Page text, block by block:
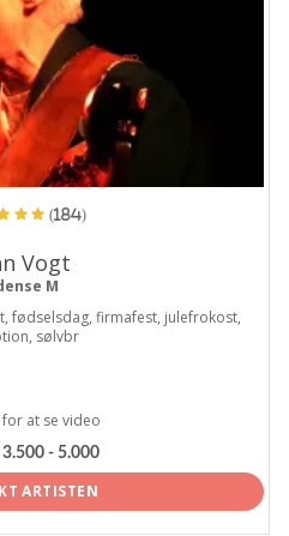
(184)
Vogt
M
fødselsdag, firmafest, julefrokost,
sølvbr
for at se video
3.500 - 5.000
ARTISTEN